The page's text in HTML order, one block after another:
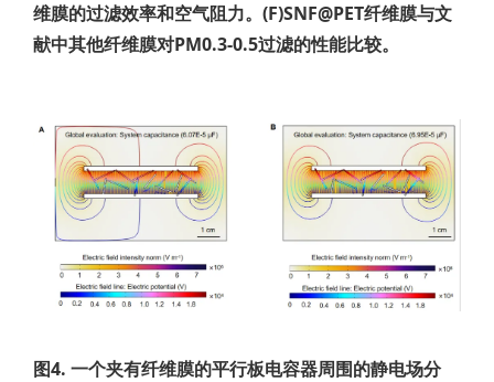
维膜的过滤效率和空气阻力。(F)SNF@PET纤维膜与文
献中其他纤维膜对PM0.3-0.5过滤的性能比较。
图4. 一个夹有纤维膜的平行板电容器周围的静电场分